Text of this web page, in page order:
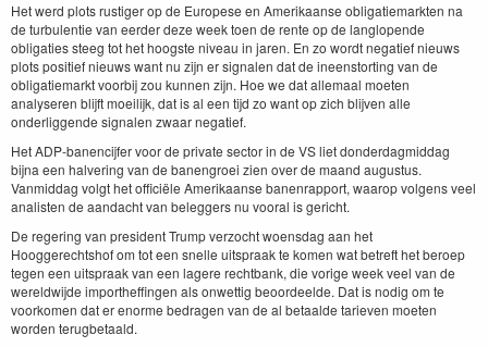
Het werd plots rustiger op de Europese en Amerikaanse obligatiemarkten na
de turbulentie van eerder deze week toen de rente op de langlopende
obligaties steeg tot het hoogste niveau in jaren. En zo wordt negatief nieuws
plots positief nieuws want nu zijn er signalen dat de ineenstorting van de
obligatiemarkt voorbij zou kunnen zijn. Hoe we dat allemaal moeten
analyseren blijft moeilijk, dat is al een tijd zo want op zich blijven alle
onderliggende signalen zwaar negatief.
Het ADP-banencijfer voor de private sector in de VS liet donderdagmiddag
bijna een halvering van de banengroei zien over de maand augustus.
Vanmiddag volgt het officiële Amerikaanse banenrapport, waarop volgens veel
analisten de aandacht van beleggers nu vooral is gericht.
De regering van president Trump verzocht woensdag aan het
Hooggerechtshof om tot een snelle uitspraak te komen wat betreft het beroep
tegen een uitspraak van een lagere rechtbank, die vorige week veel van de
wereldwijde importheffingen als onwettig beoordeelde. Dat is nodig om te
voorkomen dat er enorme bedragen van de al betaalde tarieven moeten
worden terugbetaald.